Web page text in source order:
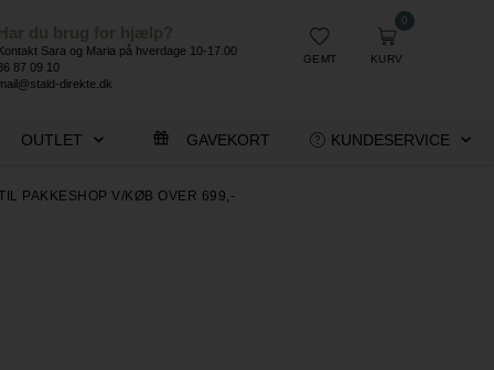
du brug for hjælp?
Sara og Maria på hverdage 10-17.00
87 09 10
direkte.dk
GEMT
0
KURV
OUTLET GAVEKORT KUNDESERVICE
PAKKESHOP V/KØB OVER 699,-